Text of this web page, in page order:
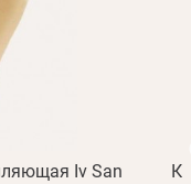
Iv San
отправку